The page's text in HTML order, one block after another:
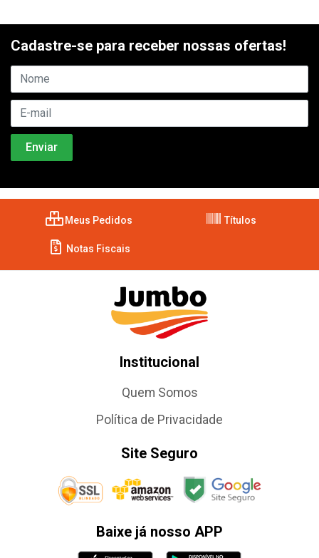
Cadastre-se para receber nossas ofertas!
Meus Pedidos Títulos
Notas Fiscais
Institucional
Quem Somos
Política de Privacidade
Site Seguro
Baixe já nosso APP